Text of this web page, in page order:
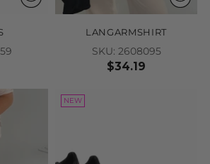
LANGARMSHIRT
SKU: 2608095
$34.19
NEW